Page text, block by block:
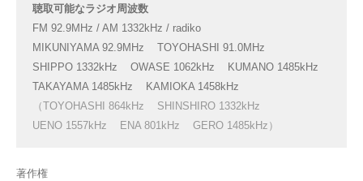
聴取可能なラジオ周波数
FM 92.9MHz / AM 1332kHz / radiko
MIKUNIYAMA 92.9MHz
TOYOHASHI 91.0MHz
SHIPPO 1332kHz
OWASE 1062kHz
KUMANO 1485kHz
TAKAYAMA 1485kHz
KAMIOKA 1458kHz
（TOYOHASHI 864kHz
SHINSHIRO 1332kHz
UENO 1557kHz
ENA 801kHz GERO 1485kHz）
著作権